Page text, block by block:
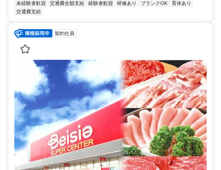
未経験者歓迎
交通費全額支給 経験者歓迎 研修あり ブランクOK
育休あり
交通費支給
契約社員